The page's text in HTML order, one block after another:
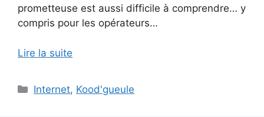
prometteuse est aussi difficile à comprendre… y
compris pour les opérateurs…
Lire la suite
Catégories
Internet, Kood'gueule